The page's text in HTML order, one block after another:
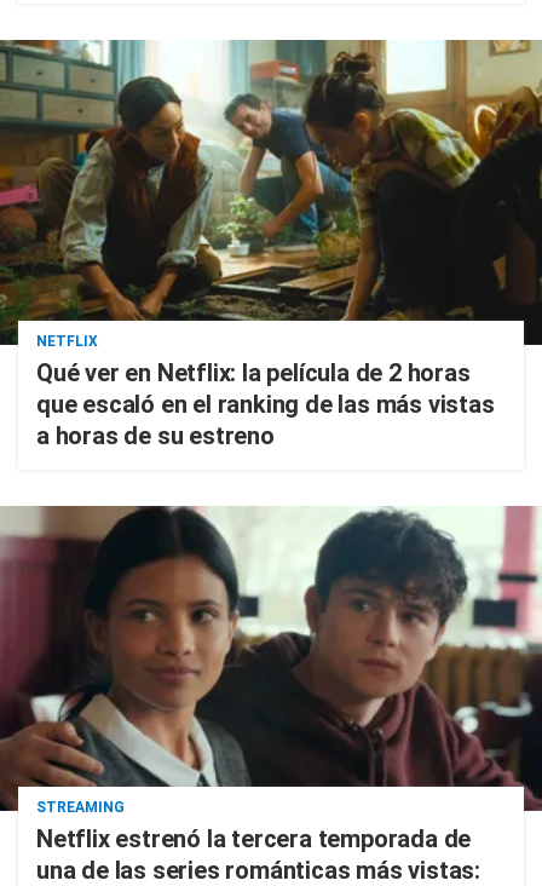
NETFLIX
Qué ver en Netflix: la película de 2 horas
que escaló en el ranking de las más vistas
a horas de su estreno
STREAMING
Netflix estrenó la tercera temporada de
una de las series románticas más vistas: